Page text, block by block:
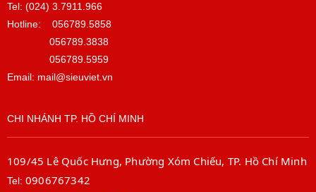
Tel: (024) 3.7911.966
Hotline: 056789.5858
056789.3838
056789.5959
Email: mail@sieuviet.vn
CHI NHÁNH TP. HỒ CHÍ MINH
109/45 Lê Quốc Hưng, Phường Xóm Chiếu, TP. Hồ Chí Minh
Tel: 0906767342